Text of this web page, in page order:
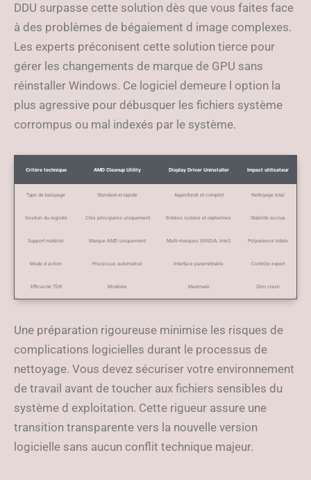
DDU surpasse cette solution dès que vous faites face
à des problèmes de bégaiement d image complexes.
Les experts préconisent cette solution tierce pour
gérer les changements de marque de GPU sans
réinstaller Windows. Ce logiciel demeure l option la
plus agressive pour débusquer les fichiers système
corrompus ou mal indexés par le système.
Critère technique AMD Cleanup Utility Display Driver Uninstaller Impact utilisateur
Type de balayage Standard et rapide Approfondi et complet Nettoyage total
Gestion du registre Clés principales uniquement Entrées isolées et orphelines Stabilité accrue
Support matériel Marque AMD uniquement Multi-marques (NVIDIA, Intel) Polyvalence totale
Mode d action Processus automatisé Interface paramétrable Contrôle expert
Efficacité TDR Modérée Maximale Zéro crash
Une préparation rigoureuse minimise les risques de
complications logicielles durant le processus de
nettoyage. Vous devez sécuriser votre environnement
de travail avant de toucher aux fichiers sensibles du
système d exploitation. Cette rigueur assure une
transition transparente vers la nouvelle version
logicielle sans aucun conflit technique majeur.